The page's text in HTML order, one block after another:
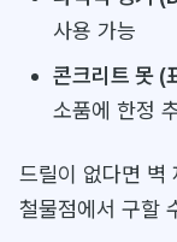
사용 가능
콘크리트 못 (
소품에 한정
드릴이 없다면 벽
철물점에서 구할